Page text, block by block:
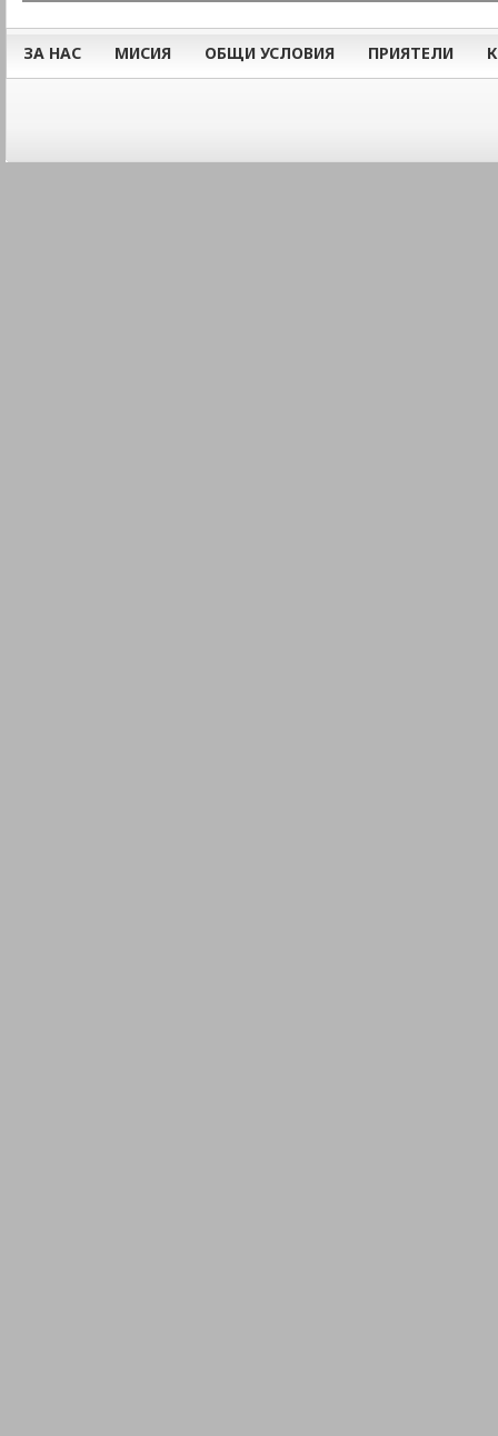
ЗА НАС МИСИЯ ОБЩИ УСЛОВИЯ ПРИЯТЕЛИ